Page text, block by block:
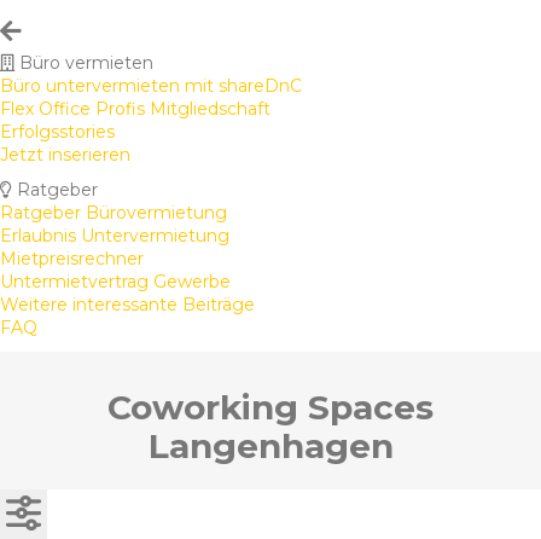
Büro vermieten
Büro untervermieten mit shareDnC
Flex Office Profis Mitgliedschaft
Erfolgsstories
Jetzt inserieren
Ratgeber
Ratgeber Bürovermietung
Erlaubnis Untervermietung
Mietpreisrechner
Untermietvertrag Gewerbe
Weitere interessante Beiträge
FAQ
Coworking Spaces
Langenhagen